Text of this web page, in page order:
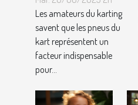
ajustement
de la
pression des
pneus de
Kart ?
Les amateurs du karting
savent que les pneus du
kart représentent un
facteur indispensable
pour...